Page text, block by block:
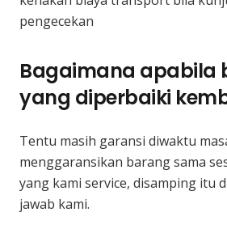
pengecekan
Bagaimana apabila
yang diperbaiki
Tentu masih garansi diwaktu
menggaransikan barang sama
yang kami service, disamping itu
jawab kami.